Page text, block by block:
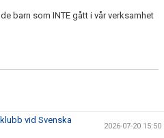
barn som INTE gått i vår verksamhet
vid Svenska
2026-07-20 15:50